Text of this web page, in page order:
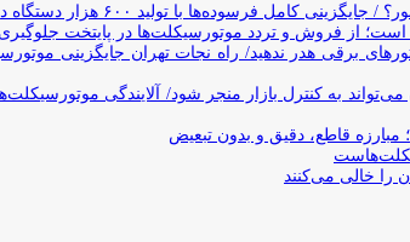
۶۰۰ هزار دستگاه در سال حدود ۱۹ سال طول می‌کشد
از فروش و تردد موتورسیکلت‌ها در پایتخت جلوگیری
برقی هدر ندهید/ راه نجات تهران جایگزینی
به کنترل بازار منجر شود/ آلایندگی
مبارزه قاطع، دقیق و بدون تبعیض
را خالی می‌کنند